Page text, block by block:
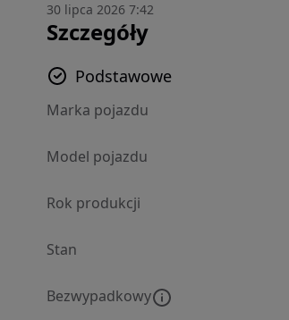
30 lipca 2026 7:42
Szczegóły
Podstawowe
Marka pojazdu
Model pojazdu
Rok produkcji
Stan
Bezwypadkowy